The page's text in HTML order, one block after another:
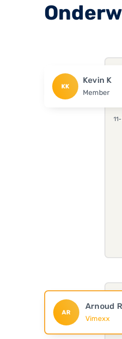
KK
Kevin K
Member
AR
Arnoud R
Vimexx